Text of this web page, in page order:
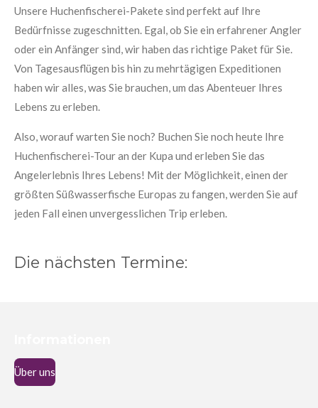
Unsere Huchenfischerei-Pakete sind perfekt auf Ihre
Bedürfnisse zugeschnitten. Egal, ob Sie ein erfahrener Angler
oder ein Anfänger sind, wir haben das richtige Paket für Sie.
Von Tagesausflügen bis hin zu mehrtägigen Expeditionen
haben wir alles, was Sie brauchen, um das Abenteuer Ihres
Lebens zu erleben.
Also, worauf warten Sie noch? Buchen Sie noch heute Ihre
Huchenfischerei-Tour an der Kupa und erleben Sie das
Angelerlebnis Ihres Lebens! Mit der Möglichkeit, einen der
größten Süßwasserfische Europas zu fangen, werden Sie auf
jeden Fall einen unvergesslichen Trip erleben.
Die nächsten Termine:
Über uns